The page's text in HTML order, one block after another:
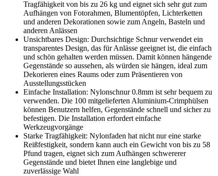
Tragfähigkeit von bis zu 26 kg und eignet sich sehr gut zum
Aufhängen von Fotorahmen, Blumentöpfen, Lichterketten
und anderen Dekorationen sowie zum Angeln, Basteln und
anderen Anlässen
Unsichtbares Design: Durchsichtige Schnur verwendet ein
transparentes Design, das für Anlässe geeignet ist, die einfach
und schön gehalten werden müssen. Damit können hängende
Gegenstände so aussehen, als würden sie hängen, ideal zum
Dekorieren eines Raums oder zum Präsentieren von
Ausstellungsstücken
Einfache Installation: Nylonschnur 0.8mm ist sehr bequem zu
verwenden. Die 100 mitgelieferten Aluminium-Crimphülsen
können Benutzern helfen, Gegenstände schnell und sicher zu
befestigen. Die Installation erfordert einfache
Werkzeugvorgänge
Starke Tragfähigkeit: Nylonfaden hat nicht nur eine starke
Reißfestigkeit, sondern kann auch ein Gewicht von bis zu 58
Pfund tragen, eignet sich zum Aufhängen schwererer
Gegenstände und bietet Ihnen eine langlebige und
zuverlässige Wahl